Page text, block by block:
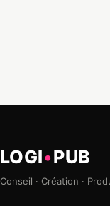
LOGI•PUB
Conseil · Création ·